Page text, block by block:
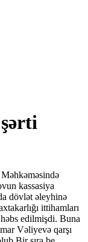
kassasiya
dövlət əleyhinə
ittihamları
edilmişdi. Buna
Vəliyevə qarşı